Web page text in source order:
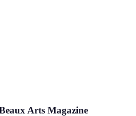
Arts Magazine